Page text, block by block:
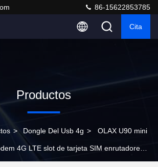
86-15622853785
Cita
Productos
> Dongle Del Usb 4g > OLAX U90 mini
4G LTE slot de tarjeta SIM enrutadores